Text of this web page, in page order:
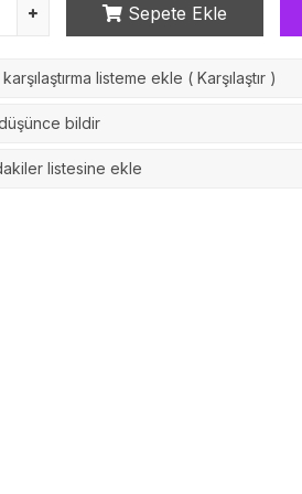
Sepete Ekle
listeme ekle ( Karşılaştır )
bildir
listesine ekle